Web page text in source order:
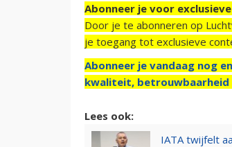
Abonneer je voor
Door je te abonneren op
je toegang tot exclusieve
Abonneer je vandaag nog
kwaliteit, betrouwbaarheid
Lees ook:
IATA twijfelt